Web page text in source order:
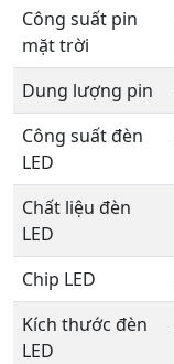
Công suất pin
mặt trời
Dung lượng pin
Công suất đèn
LED
Chất liệu đèn
LED
Chip LED
Kích thước đèn
LED